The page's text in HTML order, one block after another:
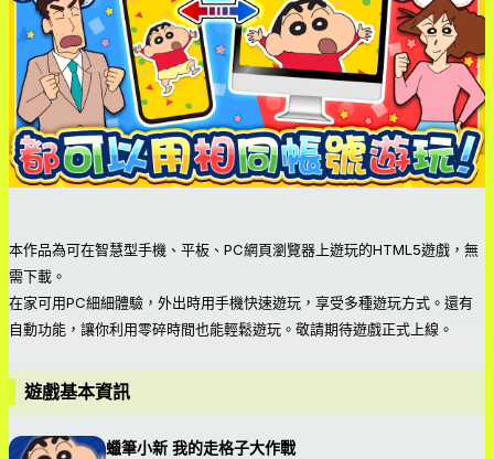
本作品為可在智慧型手機、平板、PC網頁瀏覽器上遊玩的HTML5遊戲，無
需下載。
在家可用PC細細體驗，外出時用手機快速遊玩，享受多種遊玩方式。還有
自動功能，讓你利用零碎時間也能輕鬆遊玩。敬請期待遊戲正式上線。
遊戲基本資訊
蠟筆小新 我的走格子大作戰